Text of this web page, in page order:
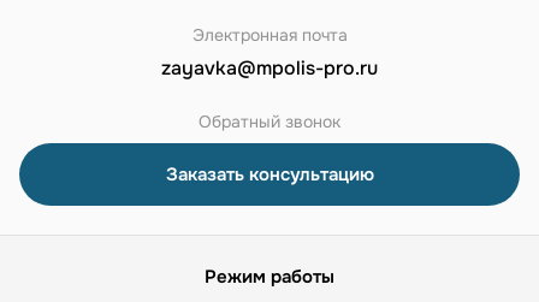
Электронная почта
zayavka@mpolis-pro.ru
Обратный звонок
Заказать консультацию
Режим работы